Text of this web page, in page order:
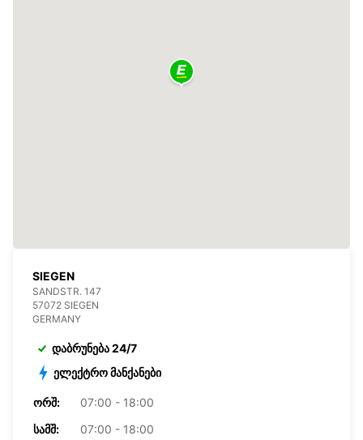
SIEGEN
SANDSTR. 147
57072 SIEGEN
GERMANY
დაბრუნება 24/7
ელექტრო მანქანები
ᲝᲠᲨ:
07:00 - 18:00
ᲡᲐᲛᲨ:
07:00 - 18:00